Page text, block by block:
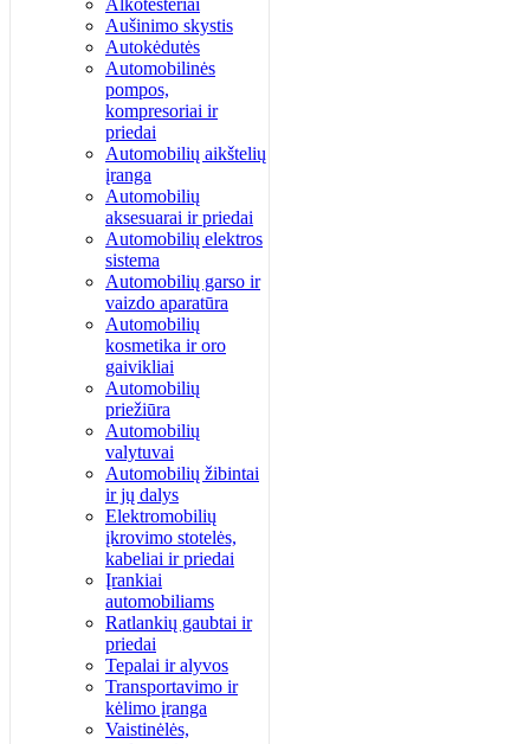
Alkotesteriai
Aušinimo skystis
Autokėdutės
Automobilinės
pompos,
kompresoriai ir
priedai
Automobilių aikštelių
įranga
Automobilių
aksesuarai ir priedai
Automobilių elektros
sistema
Automobilių garso ir
vaizdo aparatūra
Automobilių
kosmetika ir oro
gaivikliai
Automobilių
priežiūra
Automobilių
valytuvai
Automobilių žibintai
ir jų dalys
Elektromobilių
įkrovimo stotelės,
kabeliai ir priedai
Įrankiai
automobiliams
Ratlankių gaubtai ir
priedai
Tepalai ir alyvos
Transportavimo ir
kėlimo įranga
Vaistinėlės,